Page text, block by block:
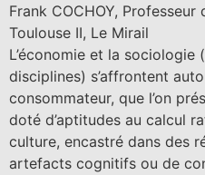
Frank COCHOY,
Toulouse II, Le Mirail
L’économie et la sociologie
disciplines) s’affrontent
consommateur, que l’on
doté d’aptitudes au calcul
culture, encastré dans des
artefacts cognitifs ou de